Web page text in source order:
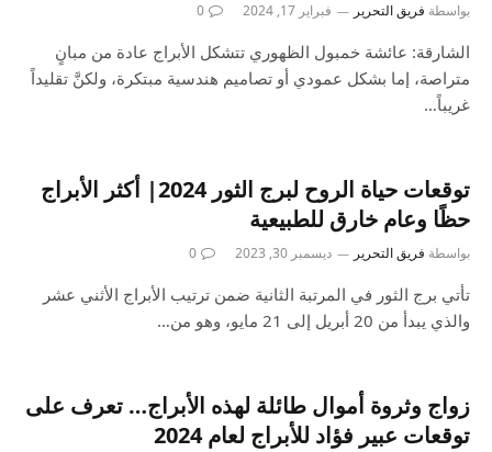
بواسطة فريق التحرير فبراير 17, 2024 0
الشارقة: عائشة خمبول الظهوري تتشكل الأبراج عادة من مبانٍ
متراصة، إما بشكل عمودي أو تصاميم هندسية مبتكرة، ولكنَّ تقليداً
غريباً…
توقعات حياة الروح لبرج الثور 2024| أكثر الأبراج
حظًا وعام خارق للطبيعية
بواسطة فريق التحرير ديسمبر 30, 2023 0
تأتي برج الثور في المرتبة الثانية ضمن ترتيب الأبراج الأثني عشر
والذي يبدأ من 20 أبريل إلى 21 مايو، وهو من…
زواج وثروة أموال طائلة لهذه الأبراج… تعرف على
توقعات عبير فؤاد للأبراج لعام 2024